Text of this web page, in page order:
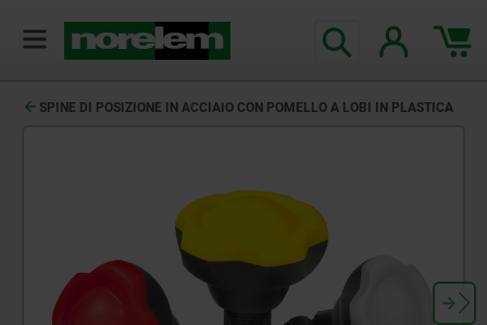
SPINE DI POSIZIONE IN ACCIAIO CON POMELLO A LOBI IN PLASTICA